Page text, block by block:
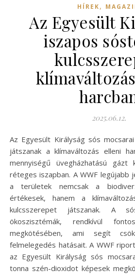
HÍREK,
Az Egyesült
iszapos
2025.06.12.
Az Egyesült Királyság sós mocsarai különleges szerepet
játszanak a klímaváltozás elleni
mennyiségű üvegházhatású gázt
réteges iszapban. A WWF legújabb
a területek nemcsak a
értékesek, hanem a
kulcsszerepet játszanak. A
ökoszisztémák, rendkívül
megkötésében, ami segít
felmelegedés hatásait. A WWF
az Egyesült Királyság sós
tonna szén-dioxidot képesek